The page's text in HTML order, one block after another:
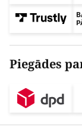
Piegādes